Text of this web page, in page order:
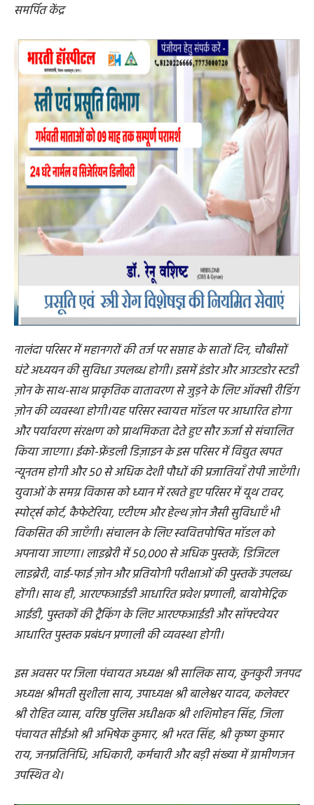
समर्पित केंद्र
नालंदा परिसर में महानगरों की तर्ज पर सप्ताह के सातों दिन, चौबीसों
घंटे अध्ययन की सुविधा उपलब्ध होगी। इसमें इंडोर और आउटडोर स्टडी
ज़ोन के साथ-साथ प्राकृतिक वातावरण से जुड़ने के लिए ऑक्सी रीडिंग
ज़ोन की व्यवस्था होगी।यह परिसर स्वायत्त मॉडल पर आधारित होगा
और पर्यावरण संरक्षण को प्राथमिकता देते हुए सौर ऊर्जा से संचालित
किया जाएगा। ईको-फ्रेंडली डिज़ाइन के इस परिसर में विद्युत खपत
न्यूनतम होगी और 50 से अधिक देशी पौधों की प्रजातियाँ रोपी जाएँगी।
युवाओं के समग्र विकास को ध्यान में रखते हुए परिसर में यूथ टावर,
स्पोर्ट्स कोर्ट, कैफेटेरिया, एटीएम और हेल्थ ज़ोन जैसी सुविधाएँ भी
विकसित की जाएँगी। संचालन के लिए स्ववित्तपोषित मॉडल को
अपनाया जाएगा। लाइब्रेरी में 50,000 से अधिक पुस्तकें, डिजिटल
लाइब्रेरी, वाई-फाई ज़ोन और प्रतियोगी परीक्षाओं की पुस्तकें उपलब्ध
होंगी। साथ ही, आरएफआईडी आधारित प्रवेश प्रणाली, बायोमेट्रिक
आईडी, पुस्तकों की ट्रैकिंग के लिए आरएफआईडी और सॉफ्टवेयर
आधारित पुस्तक प्रबंधन प्रणाली की व्यवस्था होगी।
इस अवसर पर जिला पंचायत अध्यक्ष श्री सालिक साय, कुनकुरी जनपद
अध्यक्ष श्रीमती सुशीला साय, उपाध्यक्ष श्री बालेश्वर यादव, कलेक्टर
श्री रोहित व्यास, वरिष्ठ पुलिस अधीक्षक श्री शशिमोहन सिंह, जिला
पंचायत सीईओ श्री अभिषेक कुमार, श्री भरत सिंह, श्री कृष्ण कुमार
राय, जनप्रतिनिधि, अधिकारी, कर्मचारी और बड़ी संख्या में ग्रामीणजन
उपस्थित थे।